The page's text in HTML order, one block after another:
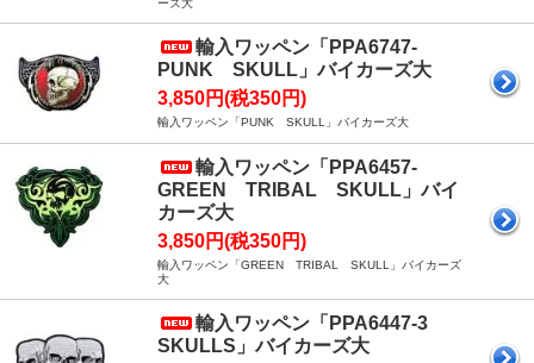
ーズ大
輸入ワッペン「PPA6747-
PUNK SKULL」バイカーズ大
3,850円(税350円)
輸入ワッペン「PUNK SKULL」バイカーズ大
輸入ワッペン「PPA6457-
GREEN TRIBAL SKULL」バイ
カーズ大
3,850円(税350円)
輸入ワッペン「GREEN TRIBAL SKULL」バイカーズ
大
輸入ワッペン「PPA6447-3
SKULLS」バイカーズ大